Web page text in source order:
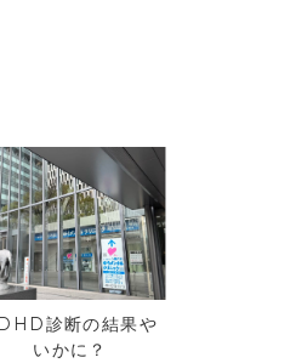
診断の結果や
いかに？